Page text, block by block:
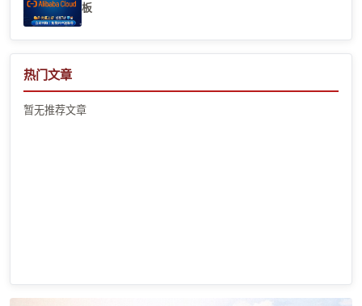
板
热门文章
暂无推荐文章